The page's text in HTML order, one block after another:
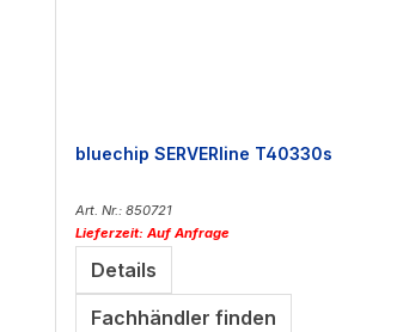
bluechip SERVERline T40330s
Art. Nr.: 850721
Lieferzeit: Auf Anfrage
Details
Fachhändler finden